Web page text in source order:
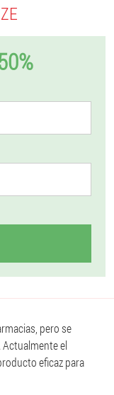
pero se
el
eficaz para